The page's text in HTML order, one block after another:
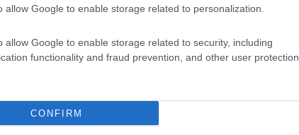
allow Google to enable storage related to personalization.
allow Google to enable storage related to security, including
functionality and fraud prevention, and other user protection.
CONFIRM
5 Parasite-Causing Foods You
Should Stop Eating Right Now